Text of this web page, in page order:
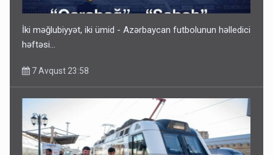
İki məğlubiyyət, iki ümid - Azərbaycan futbolunun həlledici
həftəsi...
7 Avqust 23:58